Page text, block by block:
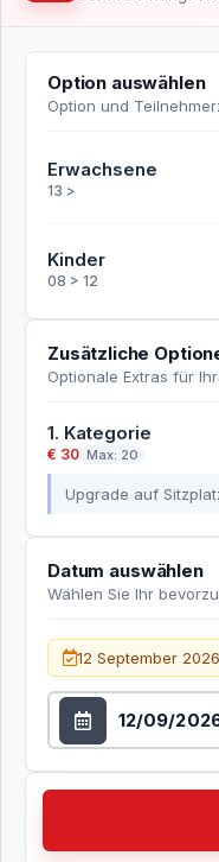
Option auswählen
Option und
Erwachsene
13 >
Kinder
08 > 12
Zusätzliche
Optionale Extras für
1. Kategorie
€ 30 Max: 20
Upgrade auf
Datum auswählen
Wählen Sie Ihr
12 September 2026
Verfügbarkeit